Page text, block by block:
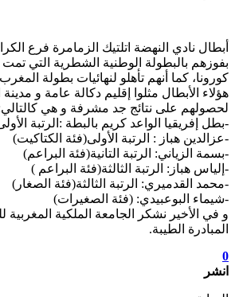
أبطال نادي النهضة اتلتيك الزمامرة فرع
بفوزهم بالبطولة الوطنية الشطرية التي
كورونا، كما أنهم تأهلو لنهائيات بطولة
هؤلاء الأبطال مثلوا إقليم دكالة عامة و
لحصولهم على نتائج جد مشرفة و هي
-بطل إفريقيا الواعد كريم بالبطة :الرتبة
-عزالدين هباز : الرتبة الأولى(فئة الكتاكيت)
-بسمة الزياني: الرتبة التانية(فئة البراعم)
-إلياس هباز: الرتبة الثالثة(فئة البراعم )
-محمد القدميري: الرتبة الثالثة(فئة الصغار)
-شيماء البوعبيدي: (فئة الصغيرات)
و في الأخير نشكر الجامعة الملكية
المبادرة الطيبة.
0
انشر